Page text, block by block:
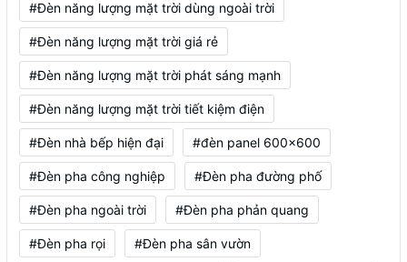
#Đèn năng lượng mặt trời dùng ngoài trời
#Đèn năng lượng mặt trời giá rẻ
#Đèn năng lượng mặt trời phát sáng mạnh
#Đèn năng lượng mặt trời tiết kiệm điện
#Đèn nhà bếp hiện đại #đèn panel 600x600
#Đèn pha công nghiệp #Đèn pha đường phố
#Đèn pha ngoài trời #Đèn pha phản quang
#Đèn pha rọi #Đèn pha sân vườn